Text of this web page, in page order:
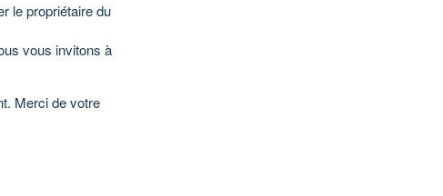
le propriétaire du
vous invitons à
Merci de votre